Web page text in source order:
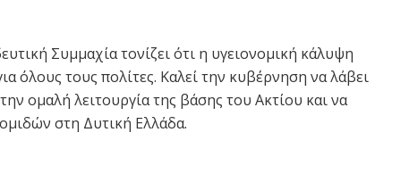
Συμμαχία τονίζει ότι η υγειονομική κάλυψη
όλους τους πολίτες. Καλεί την κυβέρνηση να λάβει
ομαλή λειτουργία της βάσης του Ακτίου και να
στη Δυτική Ελλάδα.